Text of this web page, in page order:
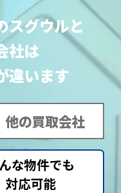
スグウルと
社は
違います
他の買取会社
な物件でも
対応可能